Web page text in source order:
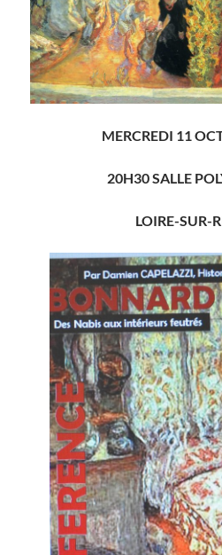
MERCREDI 11
20H30 SALLE
LOIRE-SUR-